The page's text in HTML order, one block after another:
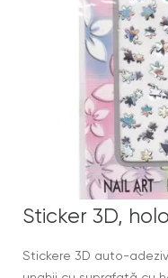
Sticker 3D,
Stickere 3D auto-